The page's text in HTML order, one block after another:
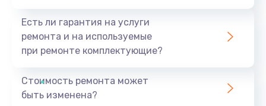
Есть ли гарантия на услуги
ремонта и на используемые
при ремонте комплектующие?
Стоимость ремонта может
быть изменена?